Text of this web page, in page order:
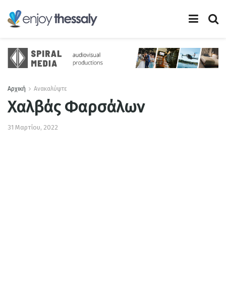
Αρχική Ανακαλύψτε
Χαλβάς Φαρσάλων
31 Μαρτίου, 2022